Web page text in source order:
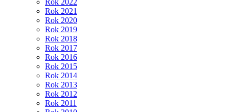
Rok 2022
Rok 2021
Rok 2020
Rok 2019
Rok 2018
Rok 2017
Rok 2016
Rok 2015
Rok 2014
Rok 2013
Rok 2012
Rok 2011